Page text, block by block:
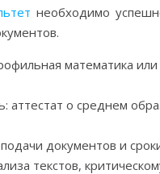
необходимо
математика
аттестат о среднем
документов и
текстов,